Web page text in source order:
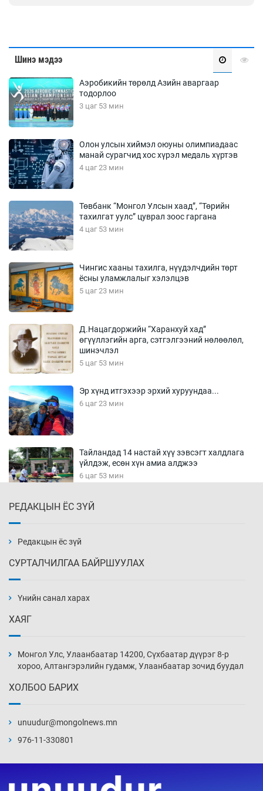
Шинэ мэдээ
Аэробикийн төрөлд Азийн аваргаар
тодорлоо
3 цаг 53 мин
Олон улсын хиймэл оюуны олимпиадаас
манай сурагчид хос хүрэл медаль хүртэв
4 цаг 23 мин
Төвбанк “Монгол Улсын хаад”, “Төрийн
тахилгат уулс” цуврал зоос гаргана
4 цаг 53 мин
Чингис хааны тахилга, нүүдэлчдийн төрт
ёсны уламжлалыг хэлэлцэв
5 цаг 23 мин
Д.Нацагдоржийн “Харанхуй хад”
өгүүллэгийн арга, сэтгэлгээний нөлөөлөл,
шинэчлэл
5 цаг 53 мин
Эр хүнд итгэхээр эрхий хуруундаа...
6 цаг 23 мин
Тайландад 14 настай хүү зэвсэгт халдлага
үйлдэж, есөн хүн амиа алджээ
6 цаг 53 мин
7 цаг 53 мин
8 цаг 23 мин
8 цаг 53 мин
9 цаг 8 мин
РЕДАКЦЫН ЁС ЗҮЙ
Редакцын ёс зүй
СУРТАЛЧИЛГАА БАЙРШУУЛАХ
Үнийн санал харах
ХАЯГ
Монгол Улс, Улаанбаатар 14200, Сүхбаатар дүүрэг 8-р
хороо, Алтангэрэлийн гудамж, Улаанбаатар зочид буудал
ХОЛБОО БАРИХ
unuudur@mongolnews.mn
976-11-330801